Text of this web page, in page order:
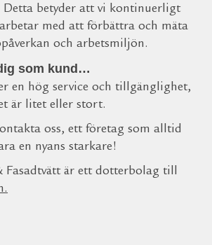
betyder att vi kontinuerligt
med att förbättra och mäta
och arbetsmiljön.
som kund…
en hög service och tillgänglighet,
är litet eller stort.
oss, ett företag som alltid
en nyans starkare!
Fasadtvätt är ett dotterbolag till
.